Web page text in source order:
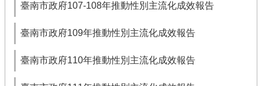
臺南市政府107-108年推動性別主流化成效報告
臺南市政府109年推動性別主流化成效報告
臺南市政府110年推動性別主流化成效報告